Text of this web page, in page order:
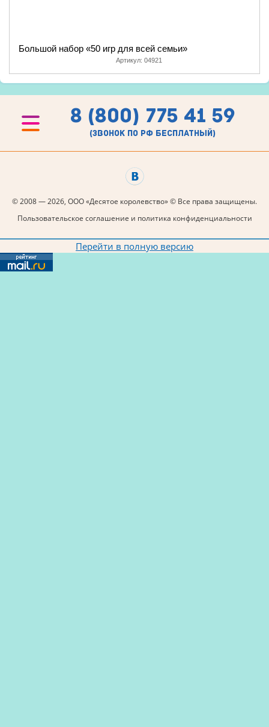
Большой набор «50 игр для всей семьи»
Артикул: 04921
8 (800) 775 41 59
(звонок по рф бесплатный)
© 2008 — 2026, ООО «Десятое королевство» © Все права защищены.
Пользовательское соглашение и политика конфиденциальности
Перейти в полную версию